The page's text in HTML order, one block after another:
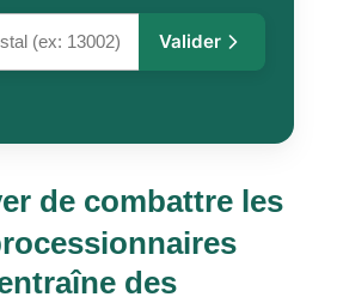
Valider
de combattre les
des